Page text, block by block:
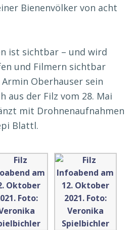
Bienenvölker von acht
ist sichtbar – und wird
und Filmern sichtbar
Oberhauser sein
aus der Filz vom 28. Mai
mit Drohnenaufnahmen
Blattl.